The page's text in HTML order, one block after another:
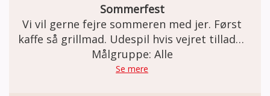
Sommerfest
Vi vil gerne fejre sommeren med jer. Først
kaffe så grillmad. Udespil hvis vejret tillader
det.
Målgruppe: Alle
Se mere